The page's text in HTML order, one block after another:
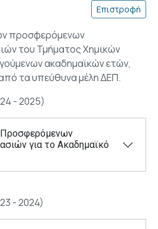
Επιστροφή
προσφερόμενων
του Τμήματος Χημικών
ακαδημαϊκών ετών,
τα υπεύθυνα μέλη ΔΕΠ.
- 2025)
Προσφερόμενων
για το Ακαδημαϊκό
- 2024)